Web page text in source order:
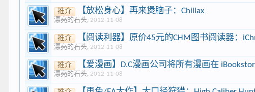
推介 【放松身心】再来煲脑子：Chillax
漂亮的石头, 2012-11-08
推介 【阅读利器】原价45元的CHM图书阅读器：
漂亮的石头, 2012-11-08
推介 【爱漫画】D.C漫画公司将所有漫画在
漂亮的石头, 2012-11-08